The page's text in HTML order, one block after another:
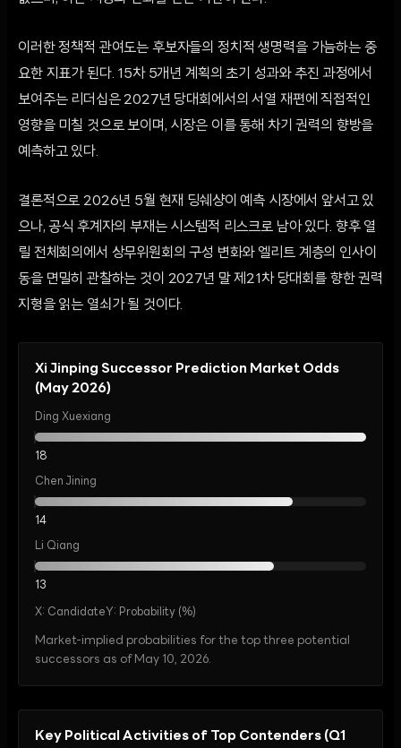
이러한 정책적 관여도는 후보자들의 정치적 생명력을 가늠하는 중
요한 지표가 된다. 15차 5개년 계획의 초기 성과와 추진 과정에서
보여주는 리더십은 2027년 당대회에서의 서열 재편에 직접적인
영향을 미칠 것으로 보이며, 시장은 이를 통해 차기 권력의 향방을
예측하고 있다.
결론적으로 2026년 5월 현재 딩쉐샹이 예측 시장에서 앞서고 있
으나, 공식 후계자의 부재는 시스템적 리스크로 남아 있다. 향후 열
릴 전체회의에서 상무위원회의 구성 변화와 엘리트 계층의 인사이
동을 면밀히 관찰하는 것이 2027년 말 제21차 당대회를 향한 권력
지형을 읽는 열쇠가 될 것이다.
Xi Jinping Successor Prediction Market Odds
(May 2026)
Ding Xuexiang
18
Chen Jining
14
Li Qiang
13
X: Candidate Y: Probability (%)
Market-implied probabilities for the top three potential
successors as of May 10, 2026.
Key Political Activities of Top Contenders (Q1